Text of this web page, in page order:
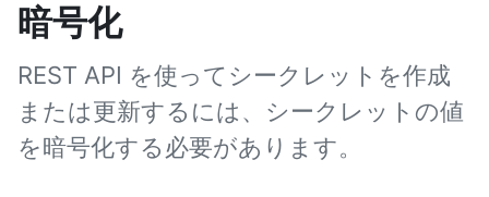
暗号化
REST API を使ってシークレットを作成
または更新するには、シークレットの値
を暗号化する必要があります。